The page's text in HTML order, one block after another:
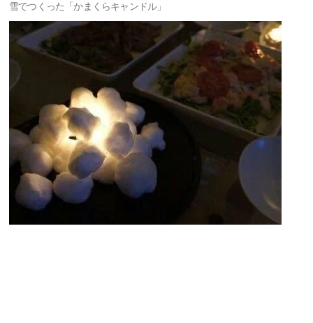
雪でつくった「かまくらキャンドル」